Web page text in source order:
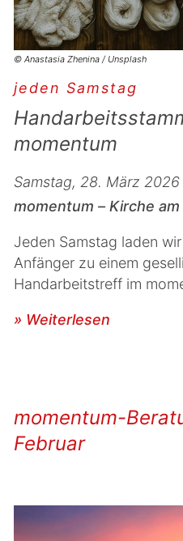
© Anastasia Zhenina / Unsplash
jeden Samstag
momentum
Samstag, 28. März
momentum – Kirche
Jeden Samstag laden
Anfänger zu einem
Handarbeitstreff im
» Weiterlesen
momentum-
Februar